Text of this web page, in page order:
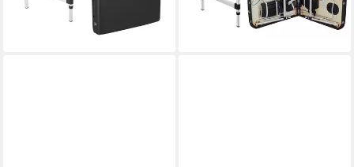
lieferbar - in 2-3 Werktagen bei dir
lieferbar - in 2-3 Werktagen bei dir